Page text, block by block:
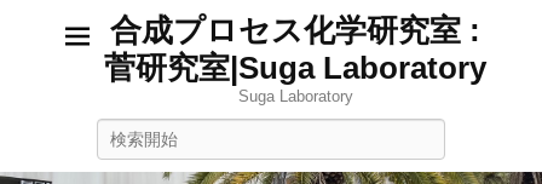
合成プロセス化学研究室 :
菅研究室|Suga Laboratory
Suga Laboratory